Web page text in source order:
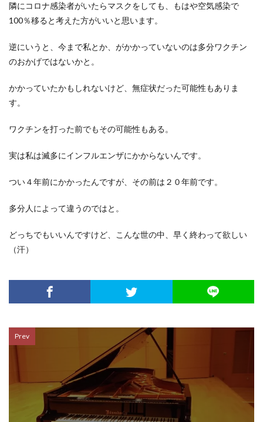
隣にコロナ感染者がいたらマスクをしても、もはや空気感染で
100％移ると考えた方がいいと思います。
逆にいうと、今まで私とか、がかかっていないのは多分ワクチン
のおかげではないかと。
かかっていたかもしれないけど、無症状だった可能性もありま
す。
ワクチンを打った前でもその可能性もある。
実は私は滅多にインフルエンザにかからないんです。
つい４年前にかかったんですが、その前は２０年前です。
多分人によって違うのではと。
どっちでもいいんですけど、こんな世の中、早く終わって欲しい
（汗）
Prev